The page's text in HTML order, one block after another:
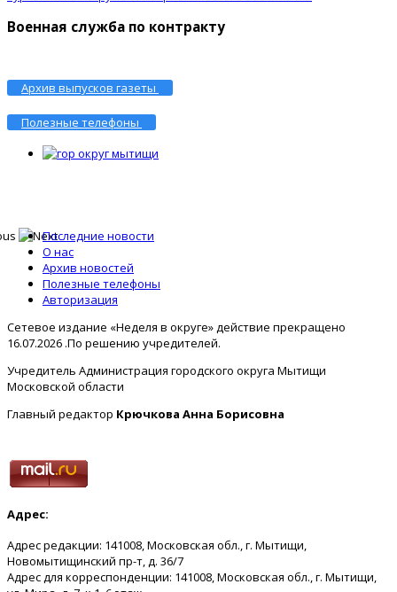
Военная служба по контракту
Архив выпусков газеты
Полезные телефоны
Последние новости
О нас
Архив новостей
Полезные телефоны
Авторизация
Сетевое издание «Неделя в округе» действие прекращено
16.07.2026 .По решению учредителей.
Учредитель Администрация городского округа Мытищи
Московской области
Главный редактор Крючкова Анна Борисовна
Адрес:
Адрес редакции: 141008, Московская обл., г. Мытищи,
Новомытищинский пр-т, д. 36/7
Адрес для корреспонденции: 141008, Московская обл., г. Мытищи,